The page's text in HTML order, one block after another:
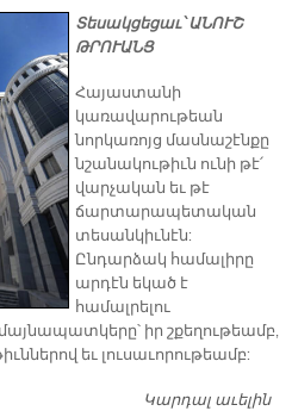
Տեսակցեցաւ՝ ԱՆՈՒՇ
ԹՐՈՒԱՆՑ
Հայաստանի
կառավարութեան
նորկառոյց մասնաշէնքը
նշանակութիւն ունի թէ՛
վարչական եւ թէ
ճարտարապետական
տեսանկիւնէն:
Ընդարձակ համալիրը
արդէն եկած է
համալրելու
իր շքեղութեամբ,
եւ լուսաւորութեամբ:
Կարդալ աւելին